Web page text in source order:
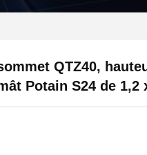
QTZ40,
Potain S24 de 1,2